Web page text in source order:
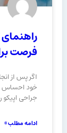
فرصت
اگر پس از
خود احساس
جراحی اپیکو
ادامه مطلب »